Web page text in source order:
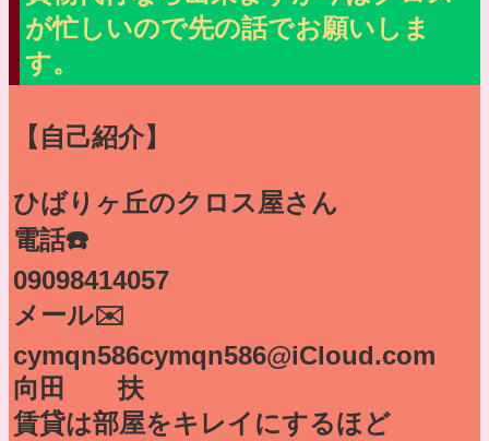
が忙しいので先の話でお願いしま
す。
【自己紹介】
ひばりヶ丘のクロス屋さん
電話☎️
09098414057
メール✉️
cymqn586cymqn586@iCloud.com
向田 扶
賃貸は部屋をキレイにするほど